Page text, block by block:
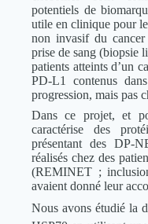
potentiels de
utile en clinique pour
non invasif du cancer
prise de sang (biopsie
patients atteints d’un
PD-L1 contenus
progression, mais pas
Dans ce projet, et
caractérise des
présentant des DP-
réalisés chez des
(REMINET ;
avaient donné leur
Nous avons étudié la